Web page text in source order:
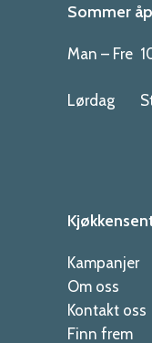
Sommer
Man – Fre
Lørdag
Kampanjer
Om oss
Kontakt oss
Finn frem